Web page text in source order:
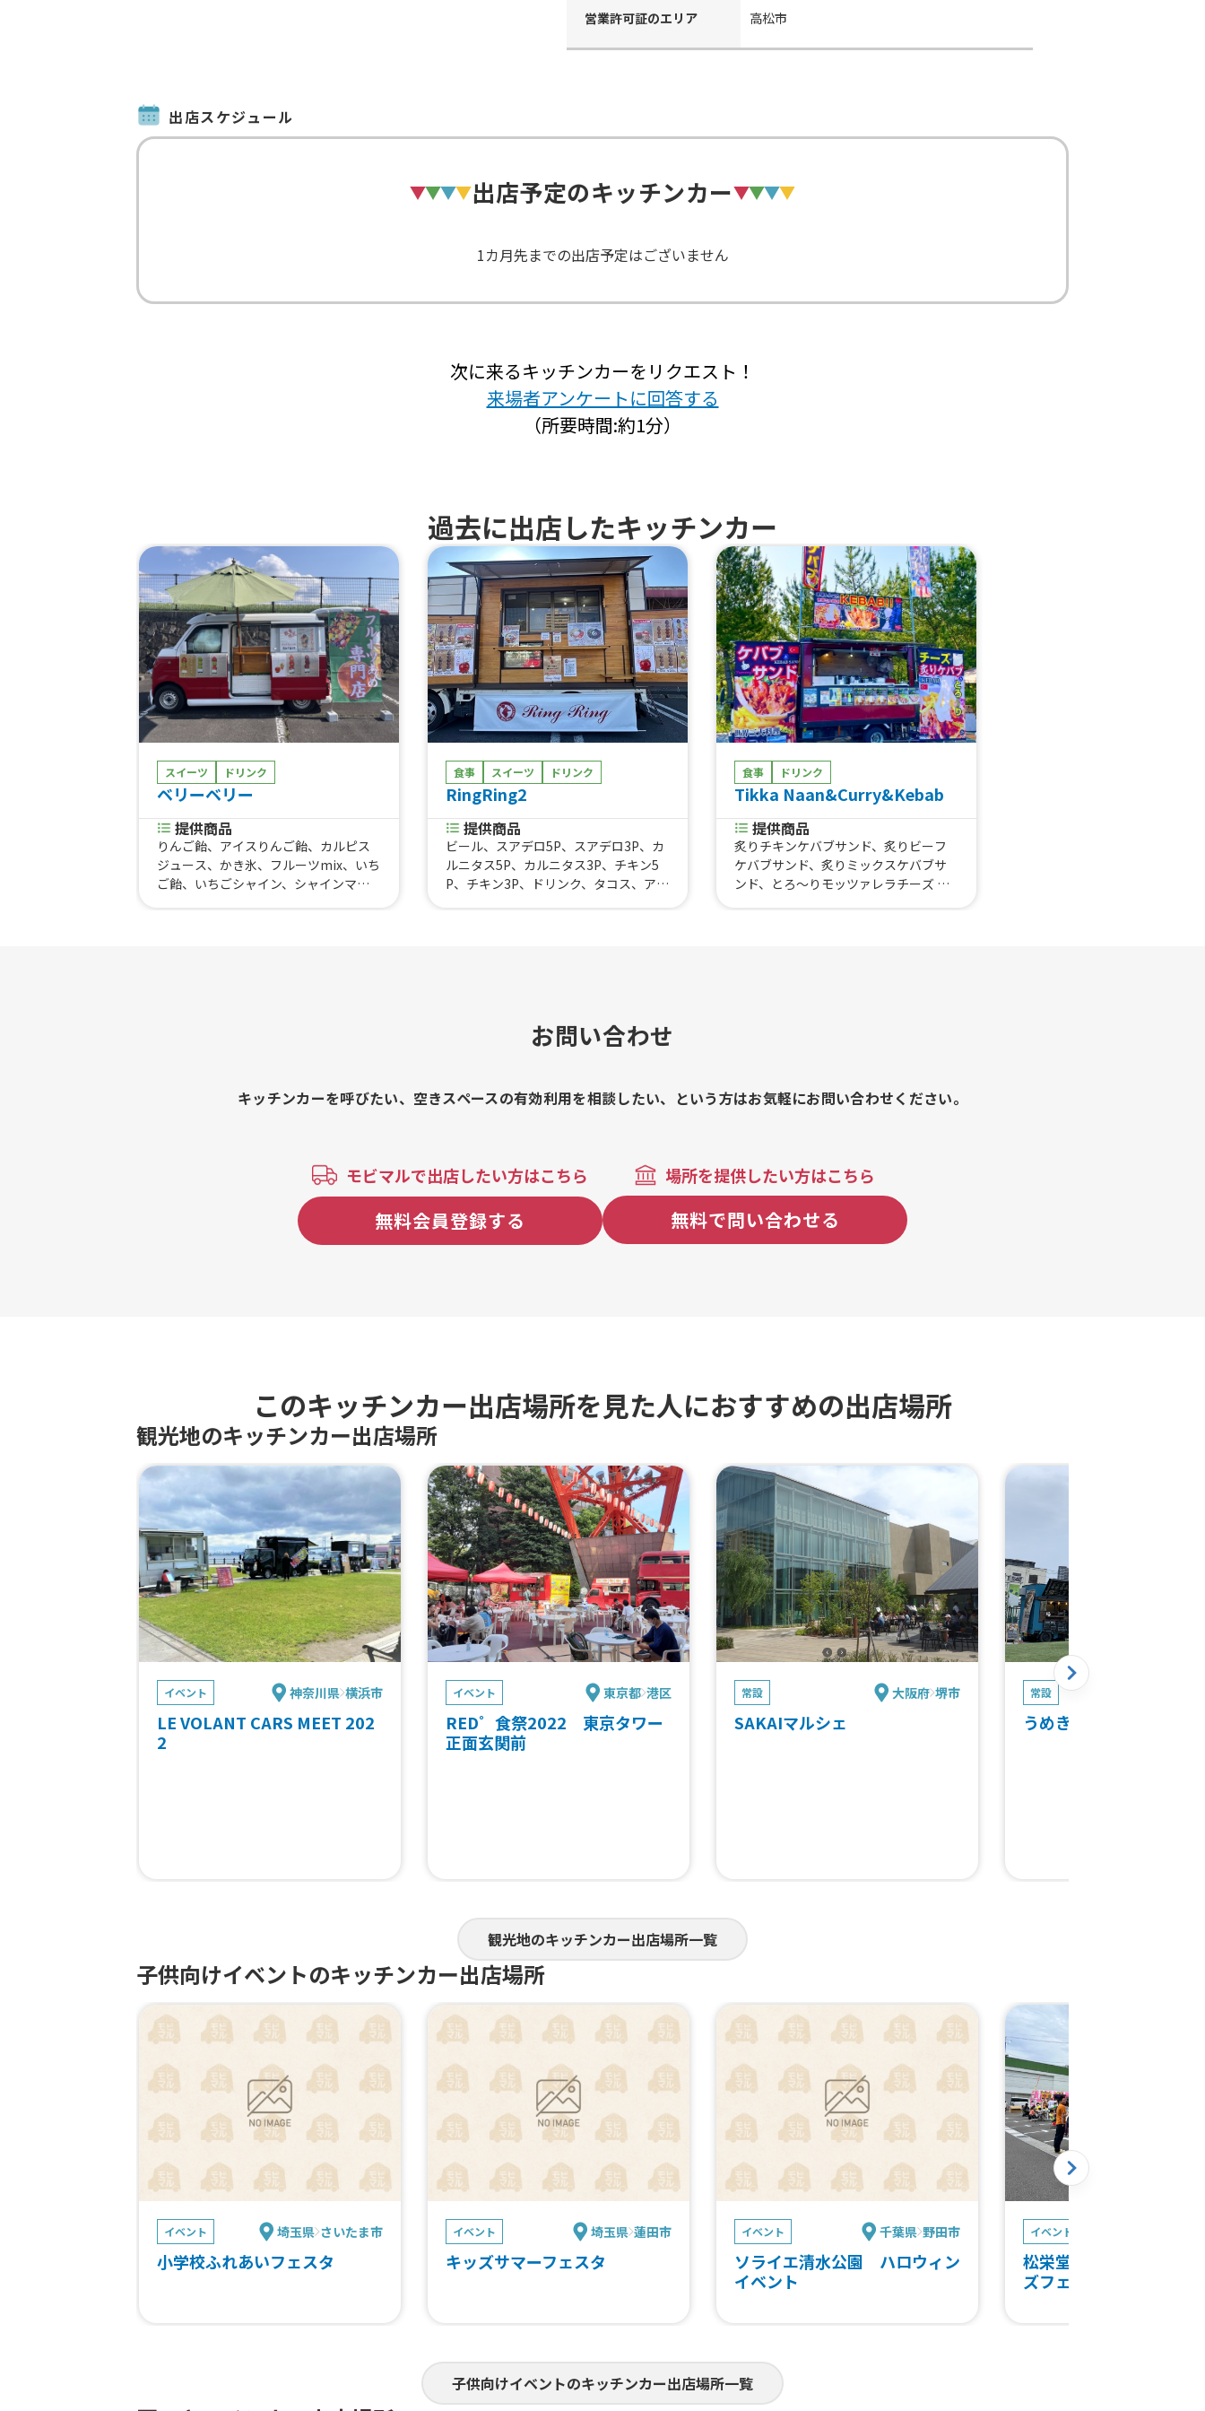
営業許可証のエリア 高松市
出店スケジュール
出店予定のキッチンカー
1カ月先までの出店予定はございません
次に来るキッチンカーをリクエスト！
来場者アンケートに回答する
（所要時間:約1分）
過去に出店したキッチンカー
スイーツ ドリンク
ベリーベリー
提供商品
りんご飴、アイスりんご飴、カルピス
ジュース、かき氷、フルーツmix、いち
ご飴、いちごシャイン、シャインマス
食事 スイーツ ドリンク
RingRing2
提供商品
ビール、スアデロ5P、スアデロ3P、カ
ルニタス5P、カルニタス3P、チキン5
P、チキン3P、ドリンク、タコス、アサ
食事 ドリンク
Tikka Naan&Curry&Kebab
提供商品
炙りチキンケバブサンド、炙りビーフ
ケバブサンド、炙りミックスケバブサ
ンド、とろ〜りモッツァレラチーズ 炙
お問い合わせ
キッチンカーを呼びたい、空きスペースの有効利用を相談したい、という方はお気軽にお問い合わせください。
モビマルで出店したい方はこちら
無料会員登録する
場所を提供したい方はこちら
無料で問い合わせる
このキッチンカー出店場所を見た人におすすめの出店場所
観光地のキッチンカー出店場所
イベント 神奈川県 横浜市
LE VOLANT CARS MEET 202
2
イベント 東京都 港区
RED゜食祭2022 東京タワー
正面玄関前
常設 大阪府 堺市
SAKAIマルシェ
常設
うめきた外庭スクエア
観光地のキッチンカー出店場所一覧
子供向けイベントのキッチンカー出店場所
イベント 埼玉県 さいたま市
小学校ふれあいフェスタ
イベント 埼玉県 蓮田市
キッズサマーフェスタ
イベント 千葉県 野田市
ソライエ清水公園 ハロウィン
イベント
イベント
松栄堂楽器県庁前店 秋
ズフェスタ
子供向けイベントのキッチンカー出店場所一覧